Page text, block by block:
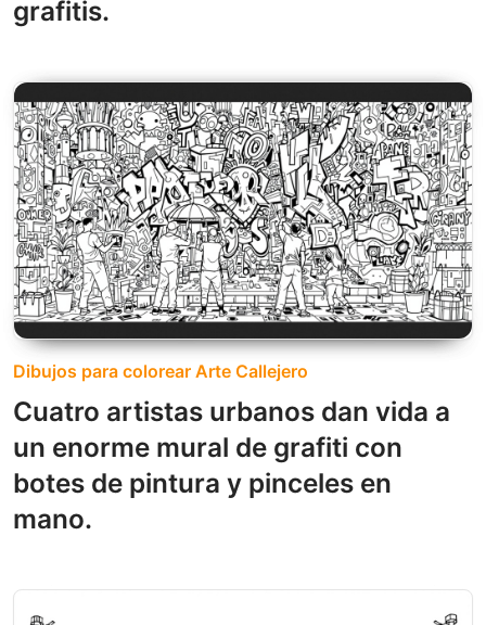
grafitis.
Dibujos para colorear Arte Callejero
Cuatro artistas urbanos dan vida a
un enorme mural de grafiti con
botes de pintura y pinceles en
mano.